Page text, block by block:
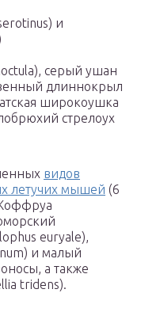
и
серый ушан
длиннокрыл
широкоушка
стрелоух
видов
летучих мышей (6
euryale),
и малый
а также
tridens).